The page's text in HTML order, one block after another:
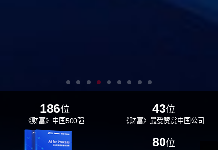
186位
《财富》中国500强
43位
《财富》最受赞赏中国公司
29位 80位